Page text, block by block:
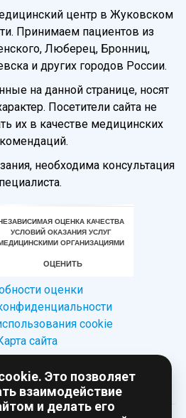
центр в Жуковском
Принимаем пациентов из
Люберец, Бронниц,
и других городов России.
на данной странице, носят
Посетители сайта не
их в качестве медицинских
необходима консультация
оценки
сookie
сайта
Это позволяет
взаимодействие
и делать его